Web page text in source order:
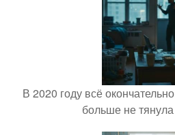
В 2020 году всё
больше не